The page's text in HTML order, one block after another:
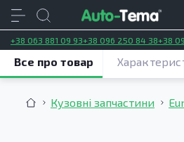
+38 063 881 09 93+38 096 250 84 38+38
Кузовні запчастини
Все про товар